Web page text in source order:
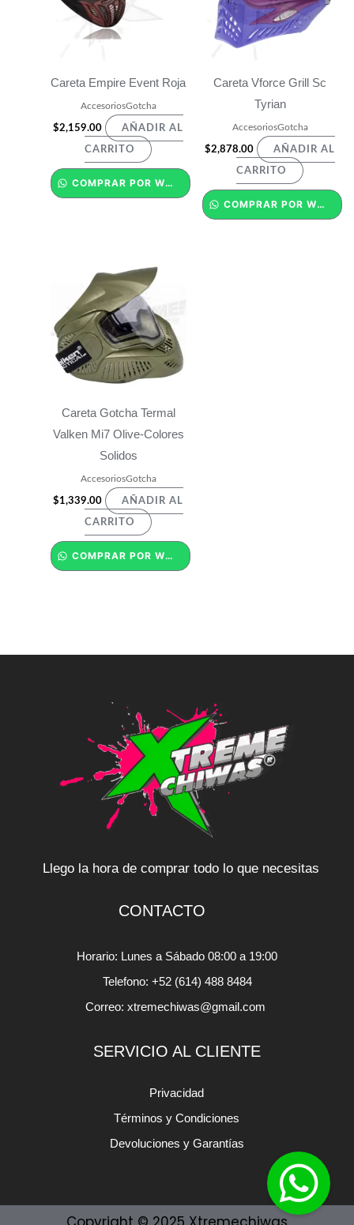
Careta Empire Event Roja
AccesoriosGotcha
$2,159.00 AÑADIR AL
CARRITO
COMPRAR POR WHATSAPP
Careta Vforce Grill Sc
Tyrian
AccesoriosGotcha
$2,878.00 AÑADIR AL
CARRITO
COMPRAR POR WHATSAPP
Careta Gotcha Termal
Valken Mi7 Olive-Colores
Solidos
AccesoriosGotcha
$1,339.00 AÑADIR AL
CARRITO
COMPRAR POR WHATSAPP
Llego la hora de comprar todo lo que necesitas
CONTACTO
Horario: Lunes a Sábado 08:00 a 19:00
Telefono: +52 (614) 488 8484
Correo: xtremechiwas@gmail.com
SERVICIO AL CLIENTE
Privacidad
Términos y Condiciones
Devoluciones y Garantías